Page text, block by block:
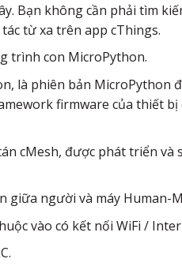
Bạn không cần phải tìm
từ xa trên app cThings.
trình con MicroPython.
là phiên bản
firmware của thiết
cMesh, được phát triển và
người và máy Human-
vào có kết nối WiFi /